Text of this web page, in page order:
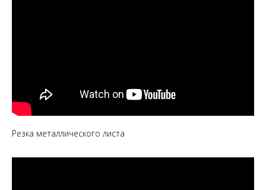
Резка металлического листа